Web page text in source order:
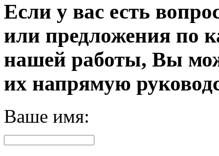
Если у вас есть
или предложения по
нашей работы, Вы
их напрямую
Ваше имя: